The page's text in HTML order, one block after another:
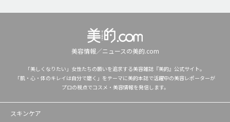
美容情報／ニュースの美的.com
「美しくなりたい」女性たちの願いを追求する美容雑誌『美的』公式サイト。
「肌・心・体のキレイは自分で磨く」をテーマに美的本誌で活躍中の美容レポーターが
プロの視点でコスメ・美容情報を発信します。
スキンケア